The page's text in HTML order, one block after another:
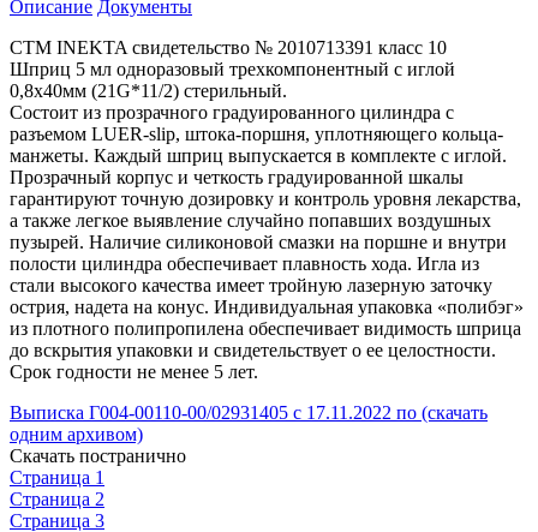
Описание Документы
СТМ INEKTA свидетельство № 2010713391 класс 10
Шприц 5 мл одноразовый трехкомпонентный с иглой
0,8х40мм (21G*11/2) стерильный.
Состоит из прозрачного градуированного цилиндра с
разъемом LUER-slip, штока-поршня, уплотняющего кольца-
манжеты. Каждый шприц выпускается в комплекте с иглой.
Прозрачный корпус и четкость градуированной шкалы
гарантируют точную дозировку и контроль уровня лекарства,
а также легкое выявление случайно попавших воздушных
пузырей. Наличие силиконовой смазки на поршне и внутри
полости цилиндра обеспечивает плавность хода. Игла из
стали высокого качества имеет тройную лазерную заточку
острия, надета на конус. Индивидуальная упаковка «полибэг»
из плотного полипропилена обеспечивает видимость шприца
до вскрытия упаковки и свидетельствует о ее целостности.
Срок годности не менее 5 лет.
Выписка Г004-00110-00/02931405 с 17.11.2022 по (скачать
одним архивом)
Скачать постранично
Страница 1
Страница 2
Страница 3